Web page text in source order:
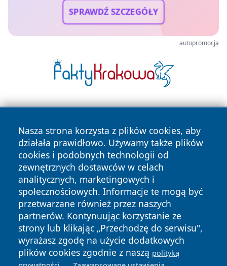
SPRAWDŹ SZCZEGÓŁY
autopromocja
Nasza strona korzysta z plików cookies, aby
działała prawidłowo. Używamy także plików
cookies i podobnych technologii od
zewnętrznych dostawców w celach
analitycznych, marketingowych i
społecznościowych. Informacje te mogą być
przetwarzane również przez naszych
partnerów. Kontynuując korzystanie ze
strony lub klikając „Przechodzę do serwisu",
wyrażasz zgodę na użycie dodatkowych
plików cookies zgodnie z naszą polityką
Copyright © 2026 olkuszonline.pl Wszystkie prawa
zastrzeżone.
News Autorzy
Polityka
Prywatności
Polityka
Cookies